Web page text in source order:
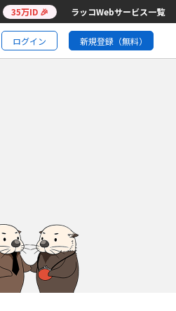
35万ID 🎉 ラッコWebサービス一覧
ログイン 新規登録（無料）